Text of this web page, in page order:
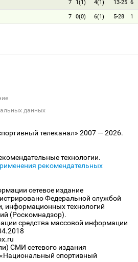
7 1(1) 4(1) 13-25 6
7 0(0) 6(1) 5-28 1
данных
телеканал» 2007 — 2026.
технологии.
рекомендательных
сетевое издание
Федеральной службой
информационных технологий
(Роскомнадзор).
средства массовой информации
СМИ сетевого издания
спортивный